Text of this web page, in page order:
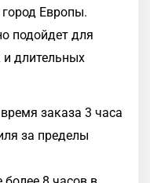
Европы.
подойдет для
и длительных
заказа 3 часа
за пределы